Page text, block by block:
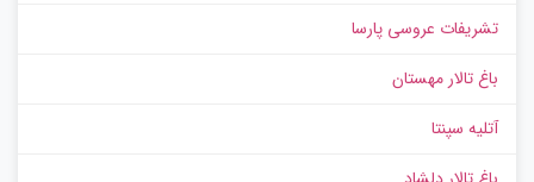
تشریفات عروسی پارسا
باغ تالار مهستان
آتلیه سپنتا